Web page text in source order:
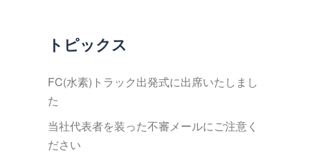
ン
トピックス
FC(水素)トラック出発式に出席いたしまし
た
当社代表者を装った不審メールにご注意く
ださい